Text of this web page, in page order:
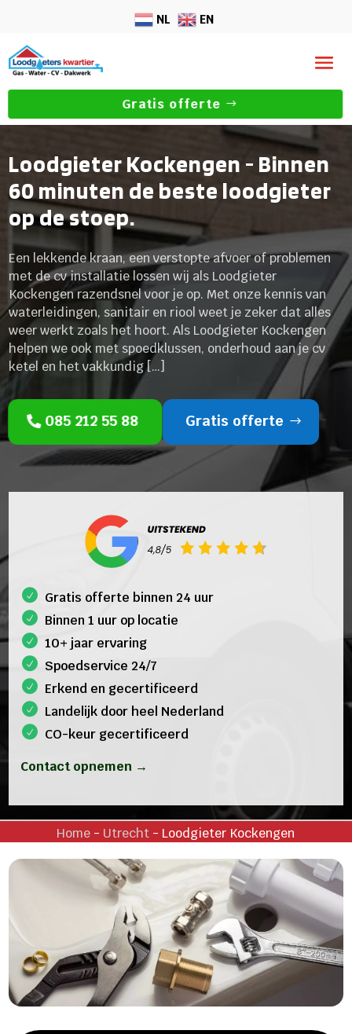
NL EN
Gratis offerte
Loodgieter Kockengen - Binnen
60 minuten de beste loodgieter
op de stoep.
Een lekkende kraan, een verstopte afvoer of problemen
met de cv installatie lossen wij als Loodgieter
Kockengen razendsnel voor je op. Met onze kennis van
waterleidingen, sanitair en riool weet je zeker dat alles
weer werkt zoals het hoort. Als Loodgieter Kockengen
helpen we ook met spoedklussen, onderhoud aan je cv
ketel en het vakkundig […]
085 212 55 88 Gratis offerte
Gratis offerte binnen 24 uur
Binnen 1 uur op locatie
10+ jaar ervaring
Spoedservice 24/7
Erkend en gecertificeerd
Landelijk door heel Nederland
CO-keur gecertificeerd
Contact opnemen →
Home - Utrecht - Loodgieter Kockengen